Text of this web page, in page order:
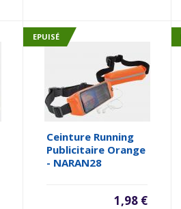
EPUISÉ
Ceinture Running
Publicitaire Orange
- NARAN28
1,98 €